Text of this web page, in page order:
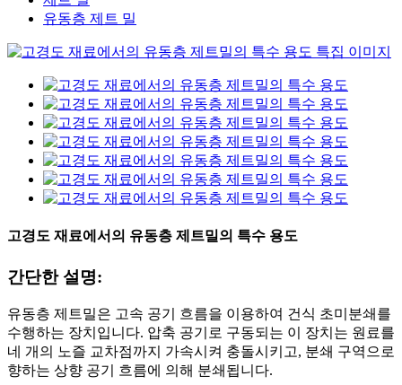
유동층 제트 밀
고경도 재료에서의 유동층 제트밀의 특수 용도
간단한 설명:
유동층 제트밀은 고속 공기 흐름을 이용하여 건식 초미분쇄를
수행하는 장치입니다. 압축 공기로 구동되는 이 장치는 원료를
네 개의 노즐 교차점까지 가속시켜 충돌시키고, 분쇄 구역으로
향하는 상향 공기 흐름에 의해 분쇄됩니다.